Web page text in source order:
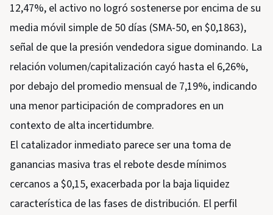
12,47%, el activo no logró sostenerse por encima de su
media móvil simple de 50 días (SMA-50, en $0,1863),
señal de que la presión vendedora sigue dominando. La
relación volumen/capitalización cayó hasta el 6,26%,
por debajo del promedio mensual de 7,19%, indicando
una menor participación de compradores en un
contexto de alta incertidumbre.
El catalizador inmediato parece ser una toma de
ganancias masiva tras el rebote desde mínimos
cercanos a $0,15, exacerbada por la baja liquidez
característica de las fases de distribución. El perfil